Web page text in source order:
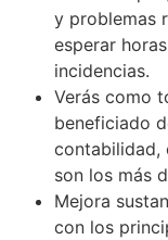
y problemas
esperar
incidencias.
Verás como
beneficiado
contabilidad,
son los más
Mejora
con los